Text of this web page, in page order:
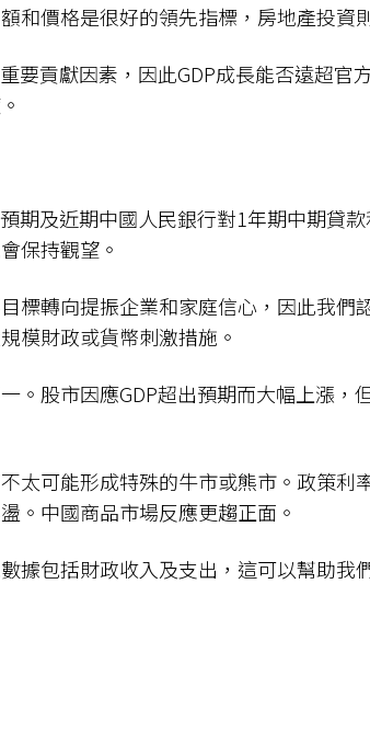
和價格是很好的領先指標，房地產投資
要貢獻因素，因此GDP成長能否遠超官
期及近期中國人民銀行對1年期中期貸
保持觀望。
標轉向提振企業和家庭信心，因此我們
模財政或貨幣刺激措施。
。股市因應GDP超出預期而大幅上漲，
太可能形成特殊的牛市或熊市。政策利
。中國商品市場反應更趨正面。
據包括財政收入及支出，這可以幫助我